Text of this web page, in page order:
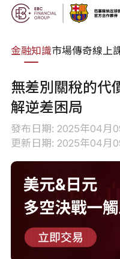
金融知識市場傳奇線上
無差別關稅的代
解逆差困局
發布日期: 2025年04月
更新日期: 2025年04月